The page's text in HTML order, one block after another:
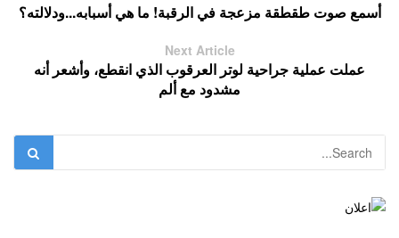
أسمع صوت طقطقة مزعجة في الرقبة! ما هي أسبابه...ودلالته؟
Next Article
عملت عملية جراحية لوتر العرقوب الذي انقطع، وأشعر أنه
مشدود مع ألم